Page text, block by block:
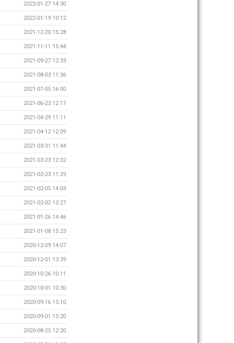
2022-01-27 14:30
2022-01-19 10:12
2021-12-20 15:28
2021-11-11 15:44
2021-09-27 12:33
2021-08-03 11:36
2021-07-05 16:00
2021-06-23 12:17
2021-04-29 11:11
2021-04-12 12:09
2021-03-31 11:44
2021-03-23 12:02
2021-02-23 11:29
2021-02-05 14:03
2021-02-02 13:27
2021-01-26 14:46
2021-01-08 15:23
2020-12-09 14:07
2020-12-01 13:39
2020-10-26 10:11
2020-10-01 10:30
2020-09-16 15:10
2020-09-01 15:20
2020-08-25 12:20